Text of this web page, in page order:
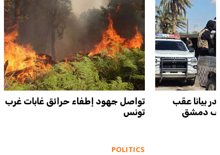
تواصل جهود إطفاء حرائق غابات غرب
تونس
POLITICS
بيانا عقب
دمشق